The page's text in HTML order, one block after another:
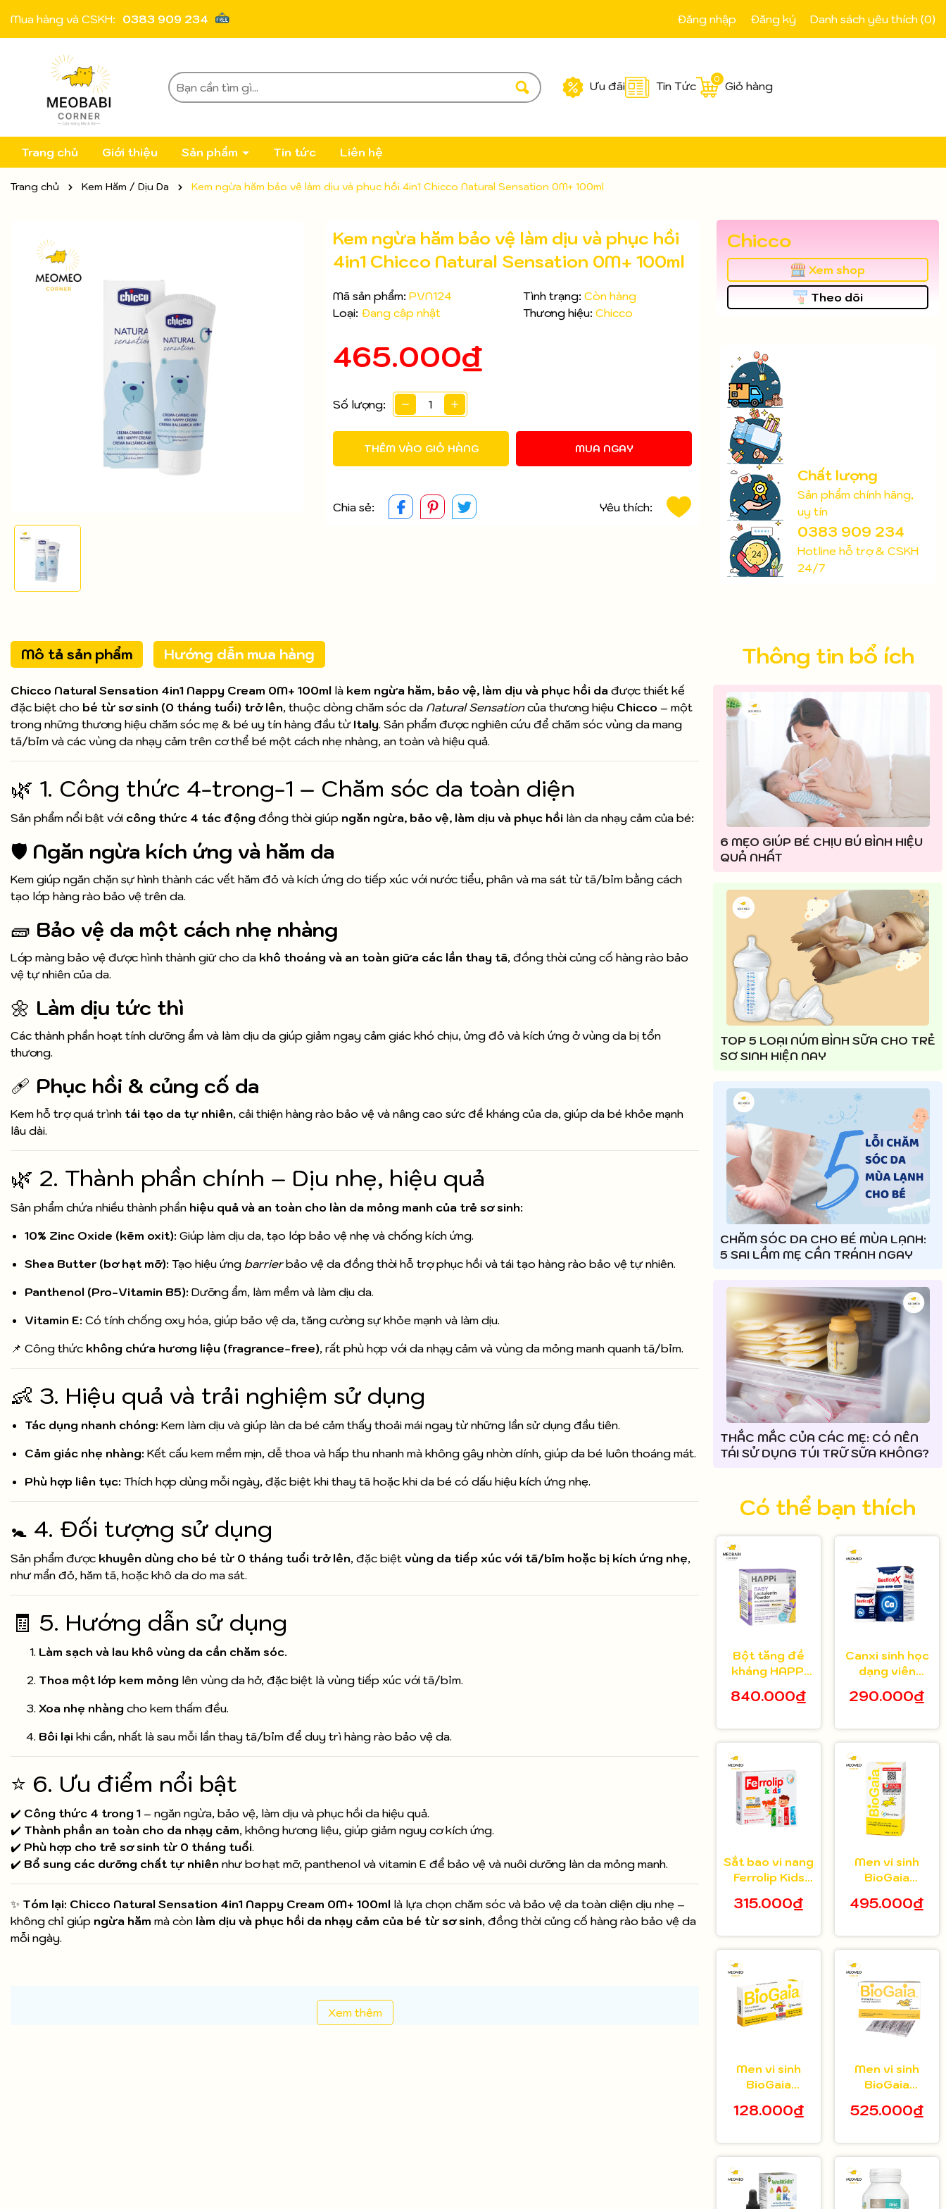
Mua hàng và CSKH: 0383 909 234 Đăng nhập Đăng ký Danh sách yêu thích (0)
Ưu đãi Tin Tức Giỏ hàng
0
Trang chủ Giới thiệu Sản phẩm Tin tức Liên hệ
Trang chủ Kem Hăm / Dịu Da Kem ngừa hăm bảo vệ làm dịu và phục hồi 4in1 Chicco Natural Sensation 0M+ 100ml
Kem ngừa hăm bảo vệ làm dịu và phục hồi
4in1 Chicco Natural Sensation 0M+ 100ml
Mã sản phẩm: PVN124 Tình trạng: Còn hàng
Loại: Đang cập nhật Thương hiệu: Chicco
465.000₫
Số lượng:
THÊM VÀO GIỎ HÀNG MUA NGAY
Mã giảm giá:
Điều kiện:
Chia sẻ: Yêu thích:
Chicco
Xem shop
Theo dõi
Chất lượng
Sản phẩm chính hãng,
uy tín
0383 909 234
Hotline hỗ trợ & CSKH
24/7
Mô tả sản phẩm Hướng dẫn mua hàng
Chicco Natural Sensation 4in1 Nappy Cream 0M+ 100ml là kem ngừa hăm, bảo vệ, làm dịu và phục hồi da được thiết kế
đặc biệt cho bé từ sơ sinh (0 tháng tuổi) trở lên, thuộc dòng chăm sóc da Natural Sensationcủa thương hiệu Chicco – một
trong những thương hiệu chăm sóc mẹ & bé uy tín hàng đầu từ Italy. Sản phẩm được nghiên cứu để chăm sóc vùng da mang
tã/bỉm và các vùng da nhạy cảm trên cơ thể bé một cách nhẹ nhàng, an toàn và hiệu quả.
🌿 1. Công thức 4-trong-1 – Chăm sóc da toàn diện
Sản phẩm nổi bật với công thức 4 tác động đồng thời giúp ngăn ngừa, bảo vệ, làm dịu và phục hồi làn da nhạy cảm của bé:
🛡️ Ngăn ngừa kích ứng và hăm da
Kem giúp ngăn chặn sự hình thành các vết hăm đỏ và kích ứng do tiếp xúc với nước tiểu, phân và ma sát từ tã/bỉm bằng cách
tạo lớp hàng rào bảo vệ trên da.
🧱 Bảo vệ da một cách nhẹ nhàng
Lớp màng bảo vệ được hình thành giữ cho da khô thoáng và an toàn giữa các lần thay tã, đồng thời củng cố hàng rào bảo
vệ tự nhiên của da.
🌼 Làm dịu tức thì
Các thành phần hoạt tính dưỡng ẩm và làm dịu da giúp giảm ngay cảm giác khó chịu, ửng đỏ và kích ứng ở vùng da bị tổn
thương.
🩹 Phục hồi & củng cố da
Kem hỗ trợ quá trình tái tạo da tự nhiên, cải thiện hàng rào bảo vệ và nâng cao sức đề kháng của da, giúp da bé khỏe mạnh
lâu dài.
🌿 2. Thành phần chính – Dịu nhẹ, hiệu quả
Sản phẩm chứa nhiều thành phần hiệu quả và an toàn cho làn da mỏng manh của trẻ sơ sinh:
10% Zinc Oxide (kẽm oxit): Giúp làm dịu da, tạo lớp bảo vệ nhẹ và chống kích ứng.
Shea Butter (bơ hạt mỡ): Tạo hiệu ứng barrierbảo vệ da đồng thời hỗ trợ phục hồi và tái tạo hàng rào bảo vệ tự nhiên.
Panthenol (Pro-Vitamin B5): Dưỡng ẩm, làm mềm và làm dịu da.
Vitamin E: Có tính chống oxy hóa, giúp bảo vệ da, tăng cường sự khỏe mạnh và làm dịu.
📌 Công thức không chứa hương liệu (fragrance-free), rất phù hợp với da nhạy cảm và vùng da mỏng manh quanh tã/bỉm.
👶 3. Hiệu quả và trải nghiệm sử dụng
Tác dụng nhanh chóng: Kem làm dịu và giúp làn da bé cảm thấy thoải mái ngay từ những lần sử dụng đầu tiên.
Cảm giác nhẹ nhàng: Kết cấu kem mềm mịn, dễ thoa và hấp thu nhanh mà không gây nhờn dính, giúp da bé luôn thoáng mát.
Phù hợp liên tục: Thích hợp dùng mỗi ngày, đặc biệt khi thay tã hoặc khi da bé có dấu hiệu kích ứng nhẹ.
🚼 4. Đối tượng sử dụng
Sản phẩm được khuyên dùng cho bé từ 0 tháng tuổi trở lên, đặc biệt vùng da tiếp xúc với tã/bỉm hoặc bị kích ứng nhẹ,
như mẩn đỏ, hăm tã, hoặc khô da do ma sát.
🧾 5. Hướng dẫn sử dụng
Làm sạch và lau khô vùng da cần chăm sóc.
Thoa một lớp kem mỏng lên vùng da hở, đặc biệt là vùng tiếp xúc với tã/bỉm.
Xoa nhẹ nhàng cho kem thấm đều.
Bôi lại khi cần, nhất là sau mỗi lần thay tã/bỉm để duy trì hàng rào bảo vệ da.
⭐ 6. Ưu điểm nổi bật
✔️ Công thức 4 trong 1 – ngăn ngừa, bảo vệ, làm dịu và phục hồi da hiệu quả.
✔️ Thành phần an toàn cho da nhạy cảm, không hương liệu, giúp giảm nguy cơ kích ứng.
✔️ Phù hợp cho trẻ sơ sinh từ 0 tháng tuổi.
✔️ Bổ sung các dưỡng chất tự nhiên như bơ hạt mỡ, panthenol và vitamin E để bảo vệ và nuôi dưỡng làn da mỏng manh.
✨ Tóm lại: Chicco Natural Sensation 4in1 Nappy Cream 0M+ 100ml là lựa chọn chăm sóc và bảo vệ da toàn diện dịu nhẹ –
không chỉ giúp ngừa hăm mà còn làm dịu và phục hồi da nhạy cảm của bé từ sơ sinh, đồng thời củng cố hàng rào bảo vệ da
mỗi ngày.
Xem thêm
Thông tin bổ ích
6 MẸO GIÚP BÉ CHỊU BÚ BÌNH HIỆU
QUẢ NHẤT
TOP 5 LOẠI NÚM BÌNH SỮA CHO TRẺ
SƠ SINH HIỆN NAY
CHĂM SÓC DA CHO BÉ MÙA LẠNH:
5 SAI LẦM MẸ CẦN TRÁNH NGAY
THẮC MẮC CỦA CÁC MẸ: CÓ NÊN
TÁI SỬ DỤNG TÚI TRỮ SỮA KHÔNG?
Có thể bạn thích
Bột tăng đề
kháng HAPPi
Baby Úc cho
tuổi
840.000₫
Canxi sinh học
dạng viên
bé từ 8 tuổi 30
290.000₫
Sắt bao vi nang
Ferrolip Kids
tuổi hộp 20 gói
315.000₫
Men vi sinh
BioGaia
bé 5ml
495.000₫
Men vi sinh
BioGaia
viên hộp 10
128.000₫
Men vi sinh
BioGaia
bột hộp 30 gói
525.000₫